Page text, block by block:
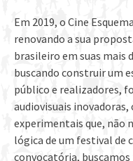
Em 2019, o Cine
renovando a sua
brasileiro em suas mais
buscando construir um
público e realizadores,
audiovisuais
experimentais que, não
lógica de um festival de
convocatória,